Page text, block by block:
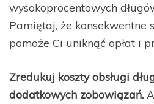
wysokoprocentowych
Pamiętaj, że konsekwentne
pomoże Ci uniknąć opłat i
Zredukuj koszty obsługi
dodatkowych zobowiązań.